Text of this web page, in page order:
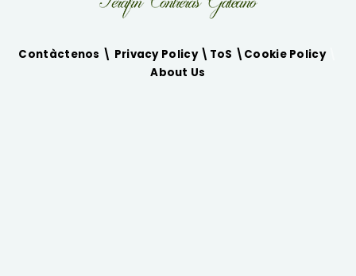
Contàctenos \ Privacy Policy \ ToS \ Cookie Policy\
About Us